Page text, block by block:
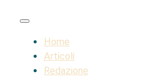
Home
Articoli
Redazione